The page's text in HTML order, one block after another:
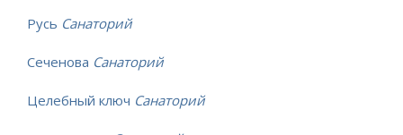
Русь Санаторий
Сеченова Санаторий
Целебный ключ Санаторий